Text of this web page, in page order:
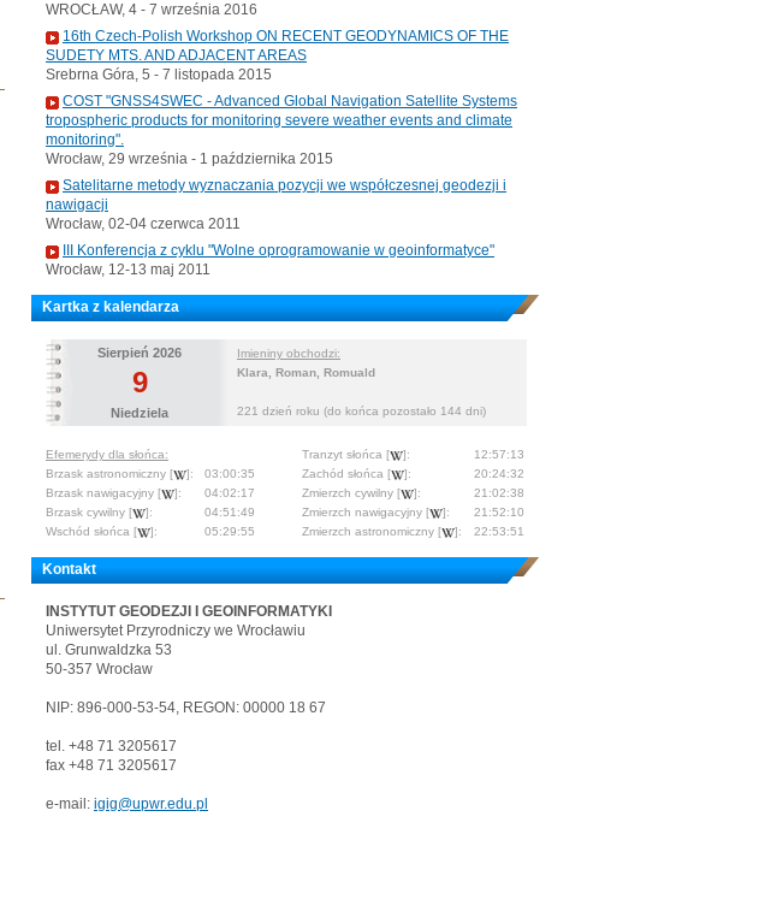
WROCŁAW, 4 - 7 września 2016
16th Czech-Polish Workshop ON RECENT GEODYNAMICS OF THE
SUDETY MTS. AND ADJACENT AREAS
Srebrna Góra, 5 - 7 listopada 2015
COST "GNSS4SWEC - Advanced Global Navigation Satellite Systems
tropospheric products for monitoring severe weather events and climate
monitoring".
Wrocław, 29 września - 1 października 2015
Satelitarne metody wyznaczania pozycji we współczesnej geodezji i
nawigacji
Wrocław, 02-04 czerwca 2011
III Konferencja z cyklu "Wolne oprogramowanie w geoinformatyce"
Wrocław, 12-13 maj 2011
Kartka z kalendarza
Sierpień 2026
Imieniny obchodzi:
Klara, Roman, Romuald
221 dzień roku (do końca pozostało 144 dni)
9
Niedziela
Efemerydy dla słońca: Tranzyt słońca [ ]:
12:57:13
Brzask astronomiczny [
]: 03:00:35 Zachód słońca [ ]:
20:24:32
Brzask nawigacyjny [
]: 04:02:17 Zmierzch cywilny [ ]:
21:02:38
Brzask cywilny [
]: 04:51:49 Zmierzch nawigacyjny [ ]:
21:52:10
Wschód słońca [
]: 05:29:55 Zmierzch astronomiczny [ ]: 22:53:51
Kontakt
INSTYTUT GEODEZJI I GEOINFORMATYKI
Uniwersytet Przyrodniczy we Wrocławiu
ul. Grunwaldzka 53
50-357 Wrocław
NIP: 896-000-53-54, REGON: 00000 18 67
tel. +48 71 3205617
fax +48 71 3205617
e-mail: igig@upwr.edu.pl